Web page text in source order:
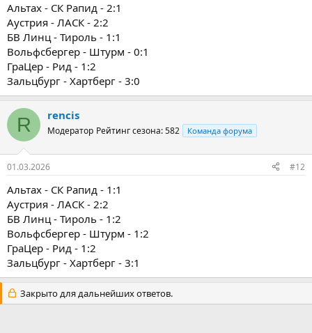
Альтах - СК Рапид - 2:1
Аустрия - ЛАСК - 2:2
БВ Линц - Тироль - 1:1
Вольфсбергер - Штурм - 0:1
ГраЦер - Рид - 1:2
Зальцбург - Хартберг - 3:0
R rencis
Модератор Рейтинг сезона: 582 Команда форума
01.03.2026 #12
Альтах - СК Рапид - 1:1
Аустрия - ЛАСК - 2:2
БВ Линц - Тироль - 1:2
Вольфсбергер - Штурм - 1:2
ГраЦер - Рид - 1:2
Зальцбург - Хартберг - 3:1
Закрыто для дальнейших ответов.